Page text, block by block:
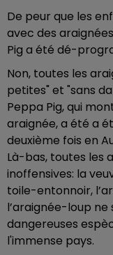
De peur que les
avec des
Pig a été dé-
Non, toutes les
petites" et "sans
Peppa Pig, qui
araignée, a été a
deuxième fois en
Là-bas, toutes les
inoffensives: la
toile-entonnoir,
l’araignée-loup
dangereuses
l'immense pays.